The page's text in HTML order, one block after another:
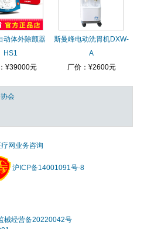
动体外除颤器
HS1
¥39000元
斯曼峰电动洗胃机DXW-
A
厂价：¥2600元
会
网业务咨询
沪ICP备14001091号-8
械经营备20220042号